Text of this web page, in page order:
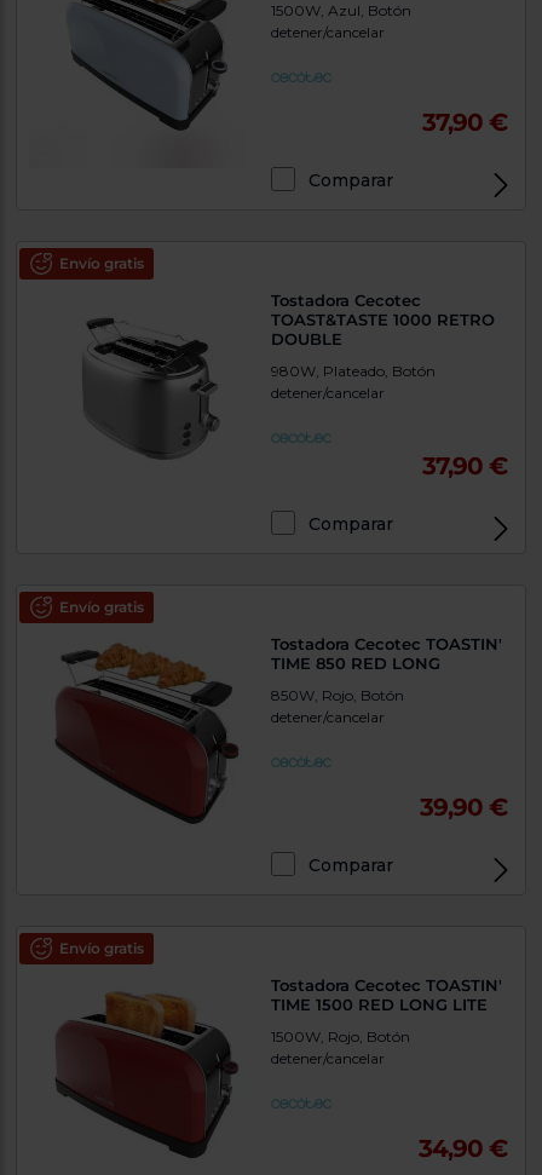
1500W, Azul, Botón
detener/cancelar
37,90 €
Comparar
Envío gratis
Tostadora Cecotec
TOAST&TASTE 1000 RETRO
DOUBLE
980W, Plateado, Botón
detener/cancelar
37,90 €
Comparar
Envío gratis
Tostadora Cecotec TOASTIN'
TIME 850 RED LONG
850W, Rojo, Botón
detener/cancelar
39,90 €
Comparar
Envío gratis
Tostadora Cecotec TOASTIN'
TIME 1500 RED LONG LITE
1500W, Rojo, Botón
detener/cancelar
34,90 €